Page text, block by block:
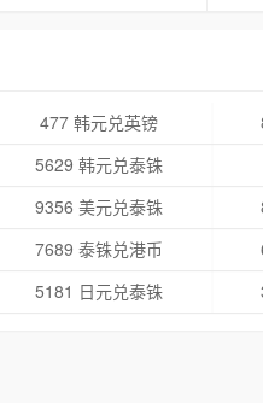
477 韩元兑英镑
5629 韩元兑泰铢
9356 美元兑泰铢
7689 泰铢兑港币
5181 日元兑泰铢